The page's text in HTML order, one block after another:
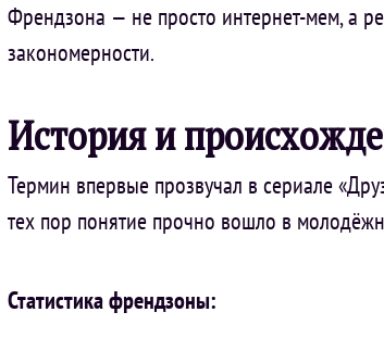
Френдзона — не просто интернет-мем, а
закономерности.
История и
Термин впервые прозвучал в сериале
тех пор понятие прочно вошло в
Статистика френдзоны: